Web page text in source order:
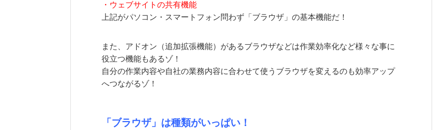
・ウェブサイトの共有機能
上記がパソコン・スマートフォン問わず「ブラウザ」の基本機能だ！
また、アドオン（追加拡張機能）があるブラウザなどは作業効率化など様々な事に
役立つ機能もあるゾ！
自分の作業内容や自社の業務内容に合わせて使うブラウザを変えるのも効率アップ
へつながるゾ！
「ブラウザ」は種類がいっぱい！